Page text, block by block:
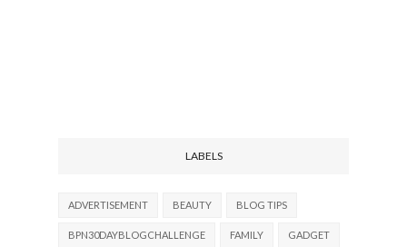
LABELS
ADVERTISEMENT BEAUTY BLOG TIPS
BPN30DAYBLOGCHALLENGE FAMILY GADGET